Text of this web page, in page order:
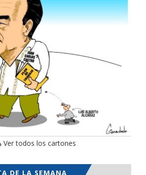
Ver todos los cartones
DE LA SEMANA